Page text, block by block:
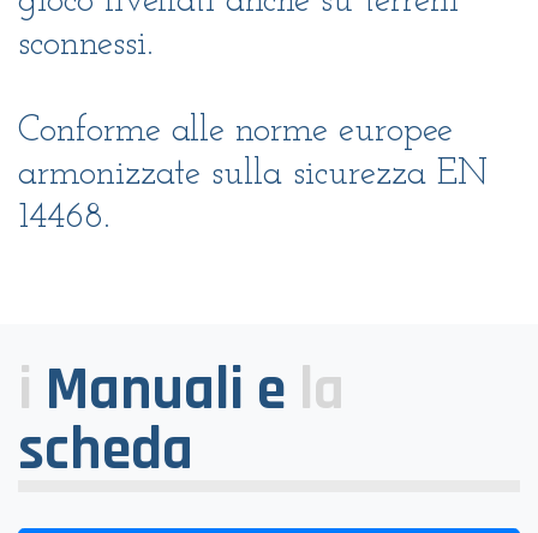
sconnessi.
Conforme alle norme europee
armonizzate sulla sicurezza EN
14468.
i Manuali e la
scheda